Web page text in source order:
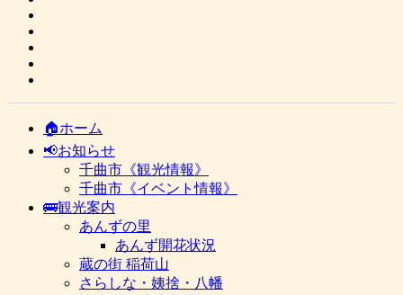
🏠ホーム
📢お知らせ
千曲市《観光情報》
千曲市《イベント情報》
🚌観光案内
あんずの里
あんず開花状況
蔵の街 稲荷山
さらしな・姨捨・八幡